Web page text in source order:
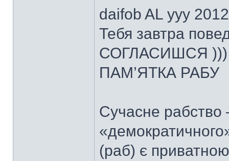
daifob AL ууу
Тебя завтра
СОГЛАСИШСЯ )))
ПАМ’ЯТКА РАБУ
Сучасне рабство
(раб) є